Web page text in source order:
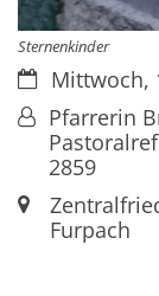
Sternenkinder
Datum:Mittwoch,
Von:Pfarrerin
2859
Ort:
Furpach